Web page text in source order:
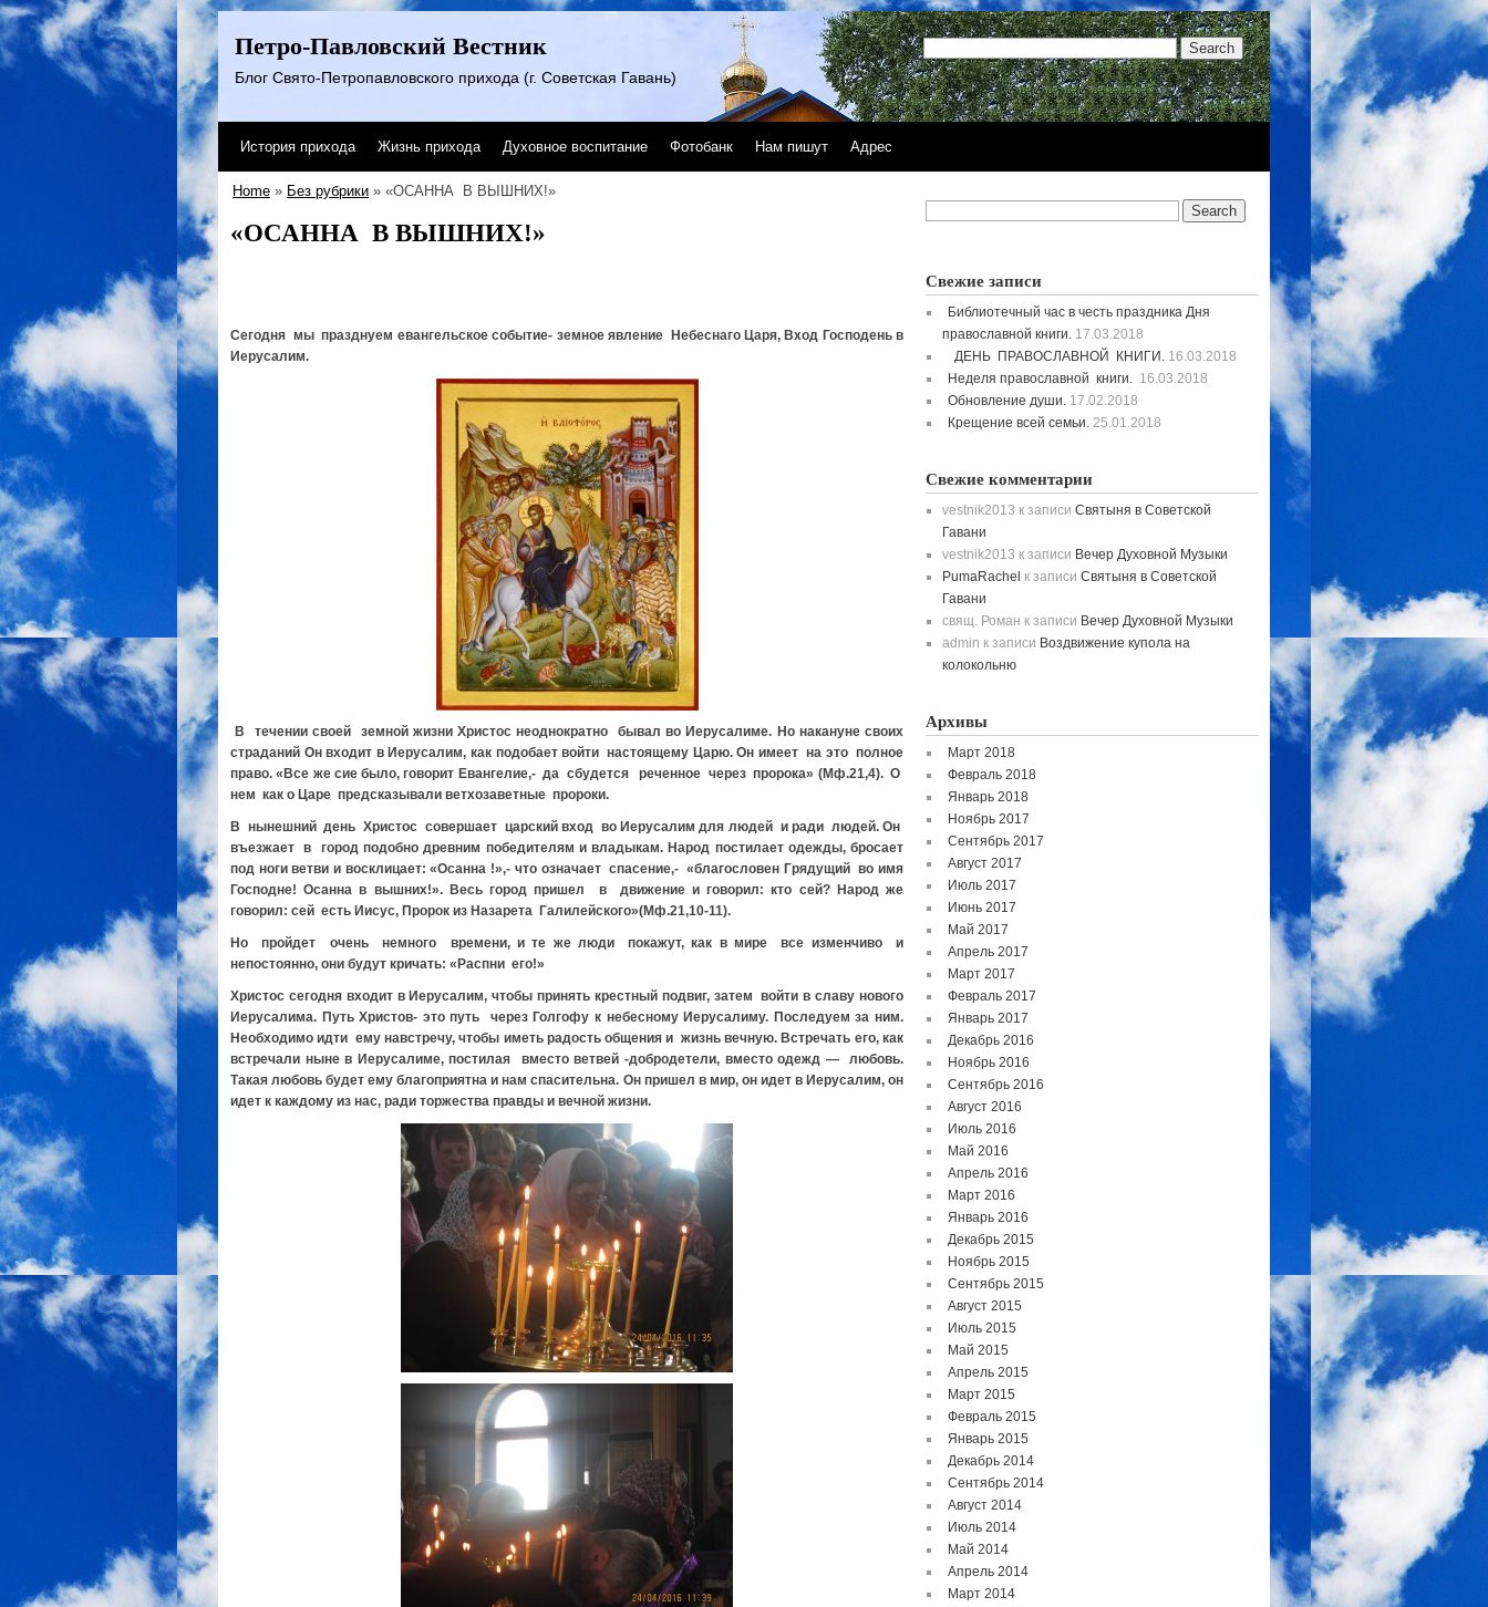
Петро-Павловский Вестник
Блог Свято-Петропавловского прихода (г. Советская Гавань)
История прихода Жизнь прихода Духовное воспитание Фотобанк Нам пишут Адрес
Home » Без рубрики » «ОСАННА В ВЫШНИХ!»
«ОСАННА В ВЫШНИХ!»
Сегодня мы празднуем евангельское событие- земное явление Небеснаго Царя, Вход Господень в
Иерусалим.
В течении своей земной жизни Христос неоднократно бывал во Иерусалиме. Но накануне своих
страданий Он входит в Иерусалим, как подобает войти настоящему Царю. Он имеет на это полное
право. «Все же сие было, говорит Евангелие,- да сбудется реченное через пророка» (Мф.21,4). О
нем как о Царе предсказывали ветхозаветные пророки.
В нынешний день Христос совершает царский вход во Иерусалим для людей и ради людей. Он
въезжает в город подобно древним победителям и владыкам. Народ постилает одежды, бросает
под ноги ветви и восклицает: «Осанна !»,- что означает спасение,- «благословен Грядущий во имя
Господне! Осанна в вышних!». Весь город пришел в движение и говорил: кто сей? Народ же
говорил: сей есть Иисус, Пророк из Назарета Галилейского»(Мф.21,10-11).
Но пройдет очень немного времени, и те же люди покажут, как в мире все изменчиво и
непостоянно, они будут кричать: «Распни его!»
Христос сегодня входит в Иерусалим, чтобы принять крестный подвиг, затем войти в славу нового
Иерусалима. Путь Христов- это путь через Голгофу к небесному Иерусалиму. Последуем за ним.
Необходимо идти ему навстречу, чтобы иметь радость общения и жизнь вечную. Встречать его, как
встречали ныне в Иерусалиме, постилая вместо ветвей -добродетели, вместо одежд — любовь.
Такая любовь будет ему благоприятна и нам спасительна. Он пришел в мир, он идет в Иерусалим, он
идет к каждому из нас, ради торжества правды и вечной жизни.
Свежие записи
Библиотечный час в честь праздника Дня
православной книги. 17.03.2018
ДЕНЬ ПРАВОСЛАВНОЙ КНИГИ. 16.03.2018
Неделя православной книги. 16.03.2018
Обновление души. 17.02.2018
Крещение всей семьи. 25.01.2018
Свежие комментарии
vestnik2013 к записи Святыня в Советской
Гавани
vestnik2013 к записи Вечер Духовной Музыки
PumaRachel к записи Святыня в Советской
Гавани
свящ. Роман к записи Вечер Духовной Музыки
admin к записи Воздвижение купола на
колокольню
Архивы
Март 2018
Февраль 2018
Январь 2018
Ноябрь 2017
Сентябрь 2017
Август 2017
Июль 2017
Июнь 2017
Май 2017
Апрель 2017
Март 2017
Февраль 2017
Январь 2017
Декабрь 2016
Ноябрь 2016
Сентябрь 2016
Август 2016
Июль 2016
Май 2016
Апрель 2016
Март 2016
Январь 2016
Декабрь 2015
Ноябрь 2015
Сентябрь 2015
Август 2015
Июль 2015
Май 2015
Апрель 2015
Март 2015
Февраль 2015
Январь 2015
Декабрь 2014
Сентябрь 2014
Август 2014
Июль 2014
Май 2014
Апрель 2014
Март 2014